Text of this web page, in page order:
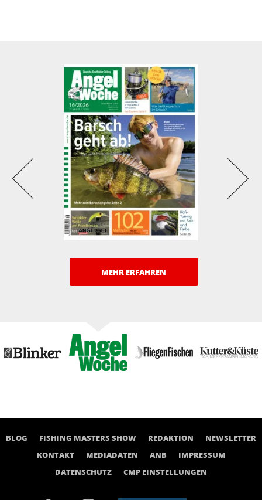
MEHR ERFAHREN
BLOG FISHING MASTERS SHOW REDAKTION
NEWSLETTER
KONTAKT
MEDIADATEN ANB
IMPRESSUM
DATENSCHUTZ
CMP EINSTELLUNGEN